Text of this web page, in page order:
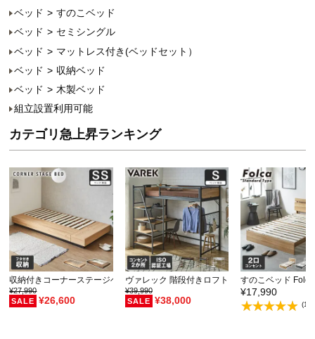
ベッド
すのこベッド
ベッド
セミシングル
ベッド
マットレス付き(ベッドセット）
ベッド
収納ベッド
ベッド
木製ベッド
組立設置利用可能
カテゴリ急上昇ランキング
収納付きコーナーステージベッド CORNER STAG…
¥27,990
¥26,600
ヴァレック 階段付きロフトベッド システムベッ
¥39,990
¥38,000
すのこベッド
¥17,990
(1